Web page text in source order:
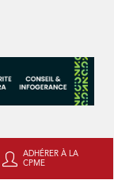
ADHÉRER À LA
CPME